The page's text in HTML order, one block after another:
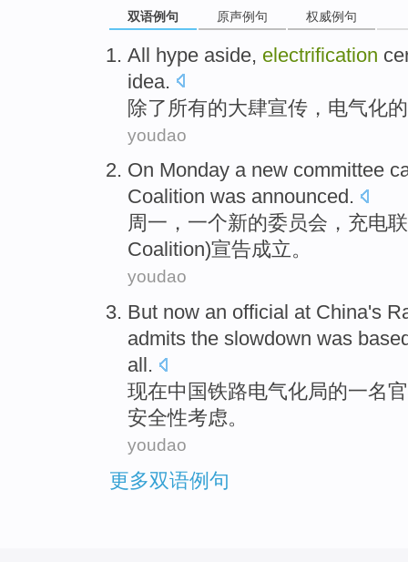
双语例句 原声例句 权威例句
All hype aside, electrification
idea.
除了 所有的大肆宣传， 电气化
youdao
On Monday a new committee
Coalition was announced .
周一 ， 一个新的委员会 ， 充电
Coalition)宣告成立。
youdao
But now an official at China's
admits the slowdown was
all.
现在中国铁路电气化局的一名
安全性考虑。
youdao
更多双语例句